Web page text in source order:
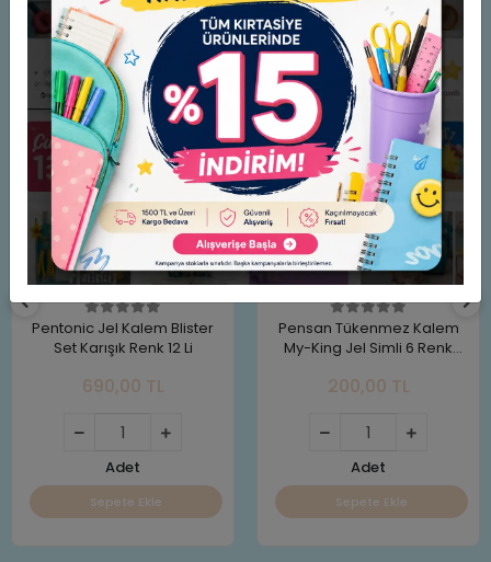
Benzer Ürünler
Pentonic Jel Kalem Blister
Set Karışık Renk 12 Li
690,00 TL
Adet
Sepete Ekle
Pensan Tükenmez Kalem
My-King Jel Simli 6 Renk
200,00 TL
Adet
Sepete Ekle